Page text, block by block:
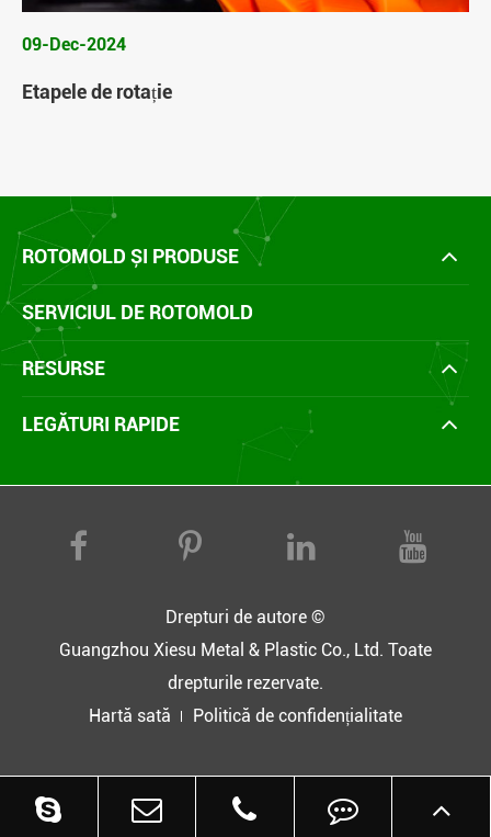
09-Dec-2024
Etapele de rotație
ROTOMOLD ȘI PRODUSE
SERVICIUL DE ROTOMOLD
RESURSE
LEGĂTURI RAPIDE
Drepturi de autore ©
Guangzhou Xiesu Metal & Plastic Co., Ltd. Toate
drepturile rezervate.
Hartă sată
Politică de confidențialitate